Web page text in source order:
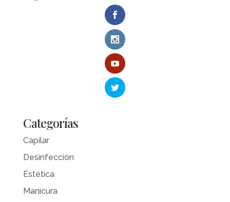
Categorías
Capilar
Desinfección
Estética
Manicura